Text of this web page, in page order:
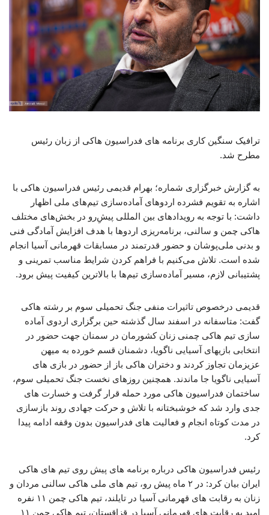
ترافیک سنگین کاری برنامه های فدراسیون هاکی از زبان رئیس
مطرح شد.
به گزارش خبرگزاری شماره؛ بهرام قدیمی رئیس فدراسیون هاکی با
اشاره به تقویم فشرده اردوهای آماده‌سازی تیم‌های ملی اظهار
داشت: با توجه به رویدادهای بین المللی پیشِ‌رو در بخش‌های مختلف
هاکی چمن و سالنی، برنامه‌ریزی اردوها با هدف افزایش آمادگی فنی
و بدنی ملی‌پوشان و حضور قدرتمند در مسابقات قهرمانی آسیا انجام
شده است. تلاش می‌کنیم با فراهم کردن شرایط مناسب تمرینی و
پشتیبانی لازم، مسیر آماده‌سازی تیم‌ها با بالاترین کیفیت پیش برود.
قدیمی درخصوص تاثیرات منفی جنگ تحمیلی سوم بر رشته هاکی
گفت: متاسفانه در اسفند سال گذشته حین برگزاری اردوی آماده
سازی تیم هاکی چمنی زنان کشورمان در سمنان جهت حضور در
انتخابی بازیهای آسیایی ناگویا، دشمنان قسم خورده به میهن
عزیزمان تجاوز کردند و دختران هاکی باز از حضور در بازی های
آسیایی ناگویا جا ماندند. همچنین روزهای نخست جنگ تحمیلی سوم،
ساختمان فدراسیون هاکی مورد حمله قرار گرفت و خسارت های
جدی وارد شد که خوشبختانه با تلاش و حرکت جهادی روند بازسازی
در مدت کوتاه انجام و فعالیت های فدراسیون بدون وقفه ادامه پیدا
کرد.
رئیس فدراسیون هاکی درباره برنامه های پیش روی تیم های هاکی
ایران بیان کرد: در ۲ ماه پیش رو، تیم های ملی هاکی سالنی مردان و
زنان به رقابت های قهرمانی آسیا در تایلند، تیم هاکی چمن ۱۱ نفره
امید به رقابت های قهرمانی آسیا در قزاقستان، تیم هاکی چمن ۱۱